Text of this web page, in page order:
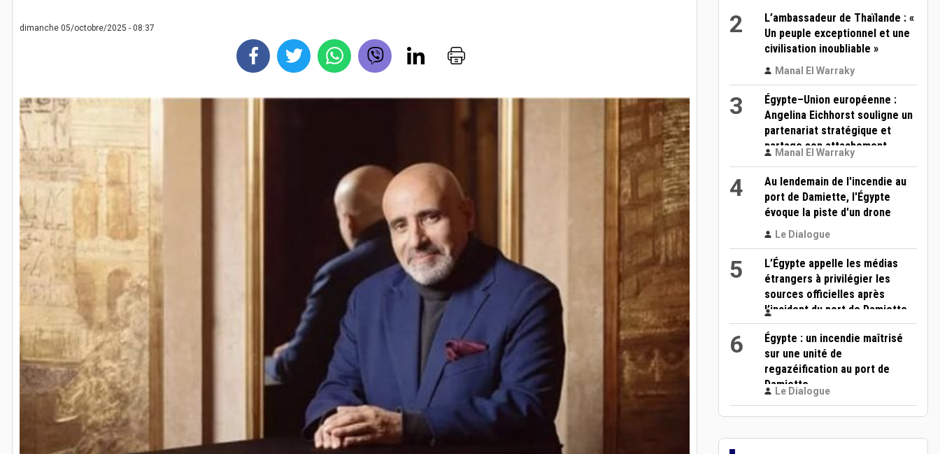
dimanche 05/octobre/2025 - 08:37 2
L’ambassadeur de Thaïlande : «
Un peuple exceptionnel et une
civilisation inoubliable »
Manal El Warraky
3
Égypte–Union européenne :
Angelina Eichhorst souligne un
partenariat stratégique et
partage son attachement
personnel au Caire
Manal El Warraky
4
Au lendemain de l'incendie au
port de Damiette, l'Égypte
évoque la piste d'un drone
Le Dialogue
5
L’Égypte appelle les médias
étrangers à privilégier les
sources officielles après
l’incident du port de Damiette
6
Égypte : un incendie maîtrisé
sur une unité de
regazéification au port de
Damiette
Le Dialogue